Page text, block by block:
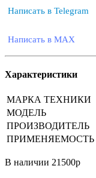
Написать в Telegram
Написать в MAX
Характеристики
МАРКА ТЕХНИКИ
МОДЕЛЬ
ПРОИЗВОДИТЕЛЬ
ПРИМЕНЯЕМОСТЬ
В наличии 21500р